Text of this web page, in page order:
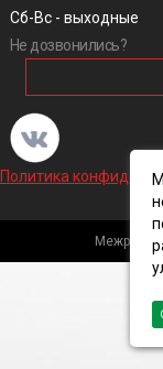
Сб-Вс - выходные
Не дозвонились?
Политика